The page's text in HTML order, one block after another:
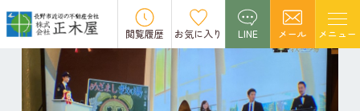
閲覧履歴 お気に入り LINE メール メニュー